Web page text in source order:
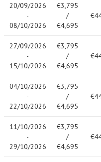
20/09/2026
-
08/10/2026
€3,795
/
€4,695
27/09/2026
-
15/10/2026
€3,795
/
€4,695
04/10/2026
-
22/10/2026
€3,795
/
€4,695
11/10/2026
-
29/10/2026
€3,795
/
€4,695